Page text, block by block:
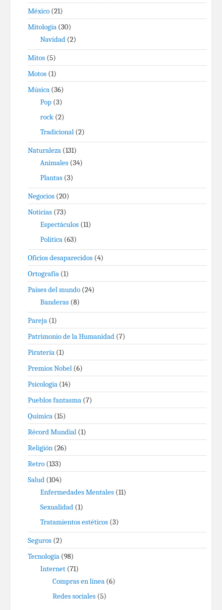
México (21)
Mitología (30)
Navidad (2)
Mitos (5)
Motos (1)
Música (36)
Pop (3)
rock (2)
Tradicional (2)
Naturaleza (131)
Animales (34)
Plantas (3)
Negocios (20)
Noticias (73)
Espectáculos (11)
Política (63)
Oficios desaparecidos (4)
Ortografía (1)
Países del mundo (24)
Banderas (8)
Pareja (1)
Patrimonio de la Humanidad (7)
Piratería (1)
Premios Nobel (6)
Psicología (14)
Pueblos fantasma (7)
Química (15)
Récord Mundial (1)
Religión (26)
Retro (133)
Salud (104)
Enfermedades Mentales (11)
Sexualidad (1)
Tratamientos estéticos (3)
Seguros (2)
Tecnología (98)
Internet (71)
Compras en línea (6)
Redes sociales (5)